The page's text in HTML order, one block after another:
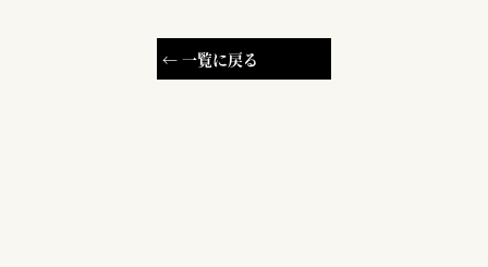
← 一覧に戻る